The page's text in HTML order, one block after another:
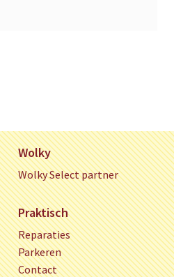
Wolky
Wolky Select partner
Praktisch
Reparaties
Parkeren
Contact